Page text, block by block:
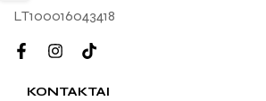
LT100016043418
KONTAKTAI